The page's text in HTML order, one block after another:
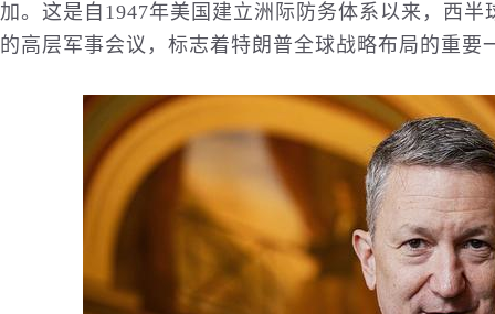
加。这是自1947年美国建立洲际防务体系以来，西
的高层军事会议，标志着特朗普全球战略布局的重要